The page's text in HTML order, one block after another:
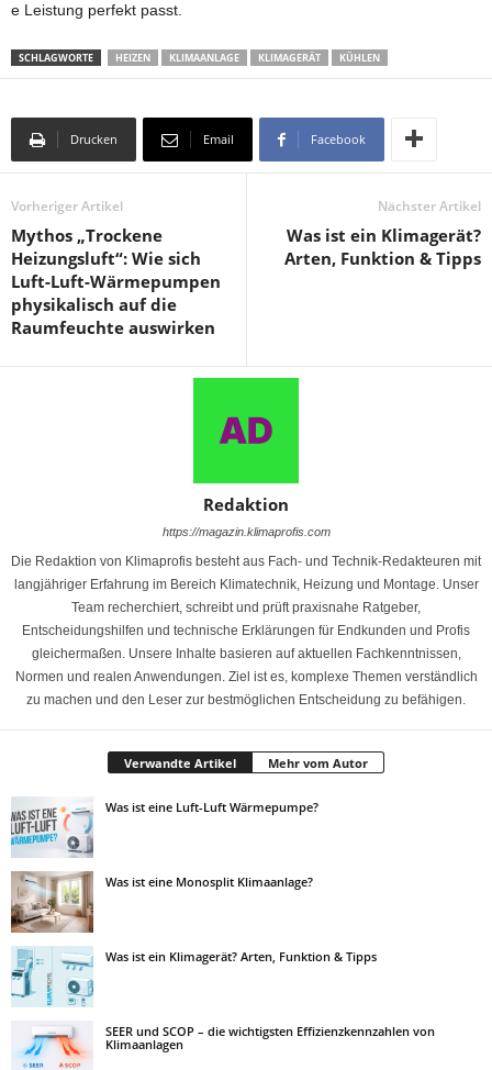
e Leistung perfekt passt.
SCHLAGWORTE HEIZEN KLIMAANLAGE KLIMAGERÄT KÜHLEN
Drucken Email Facebook
Vorheriger Artikel
Mythos „Trockene
Heizungsluft“: Wie sich
Luft-Luft-Wärmepumpen
physikalisch auf die
Raumfeuchte auswirken
Nächster Artikel
Was ist ein Klimagerät?
Arten, Funktion & Tipps
Redaktion
https://magazin.klimaprofis.com
Die Redaktion von Klimaprofis besteht aus Fach- und Technik-Redakteuren mit
langjähriger Erfahrung im Bereich Klimatechnik, Heizung und Montage. Unser
Team recherchiert, schreibt und prüft praxisnahe Ratgeber,
Entscheidungshilfen und technische Erklärungen für Endkunden und Profis
gleichermaßen. Unsere Inhalte basieren auf aktuellen Fachkenntnissen,
Normen und realen Anwendungen. Ziel ist es, komplexe Themen verständlich
zu machen und den Leser zur bestmöglichen Entscheidung zu befähigen.
Verwandte Artikel Mehr vom Autor
Was ist eine Luft-Luft Wärmepumpe?
Was ist eine Monosplit Klimaanlage?
Was ist ein Klimagerät? Arten, Funktion & Tipps
SEER und SCOP – die wichtigsten Effizienzkennzahlen von
Klimaanlagen